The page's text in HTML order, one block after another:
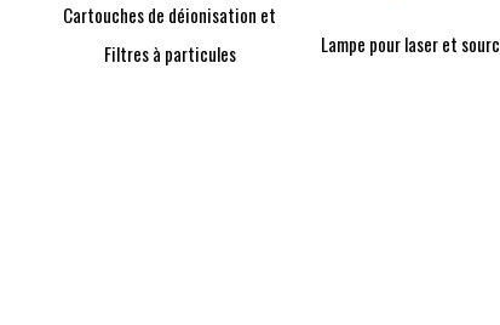
Cartouches de déionisation et
Filtres à particules
Lampe pour laser et